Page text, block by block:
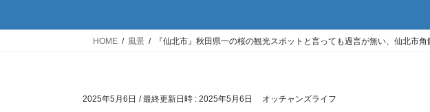
HOME 風景 『仙北市』秋田県一の桜の観光スポットと言っても過言が無い、仙北市
2025年5月6日 / 最終更新日時 : 2025年5月6日 オッチャンズライフ